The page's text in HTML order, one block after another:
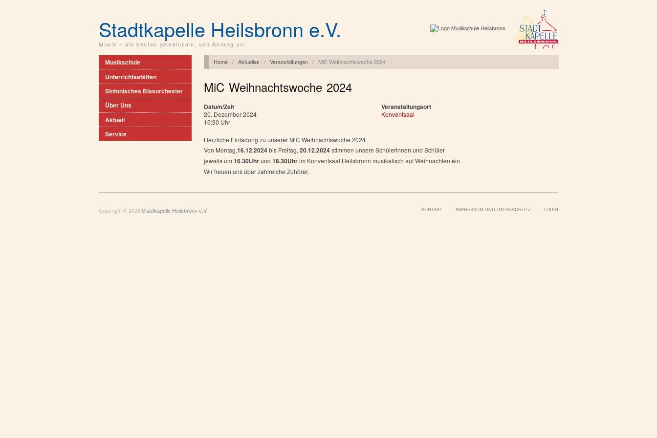
Stadtkapelle Heilsbronn e.V.
Musik – am besten gemeinsam, von Anfang an!
Musikschule
Unterrichtsstätten
Sinfonisches Blasorchester
Über Uns
Aktuell
Service
Home / Aktuelles / Veranstaltungen / MiC Weihnachtswoche 2024
MiC Weihnachtswoche 2024
Datum/Zeit
20. Dezember 2024
16:30 Uhr
Veranstaltungsort
Konventsaal
Herzliche Einladung zu unserer MiC Weihnachtswoche 2024.
Von Montag,16.12.2024bis Freitag,20.12.2024stimmen unsere Schülerinnen und Schüler
jeweils um16.30Uhrund18.30Uhrim Konventsaal Heilsbronn musikalisch auf Weihnachten ein.
Wir freuen uns über zahlreiche Zuhörer.
Copyright © 2026Stadtkapelle Heilsbronn e.V. KONTAKT IMPRESSUM UND DATENSCHUTZ LOGIN